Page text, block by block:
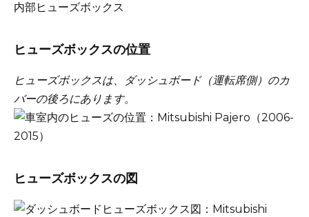
内部ヒューズボックス
ヒューズボックスの位置
ヒューズボックスは、ダッシュボード（運転席側）のカ
バーの後ろにあります。
ヒューズボックスの図